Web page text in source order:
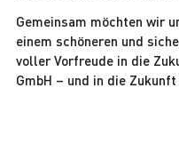
Gemeinsam möchten wir
einem schöneren und
voller Vorfreude in die
GmbH – und in die